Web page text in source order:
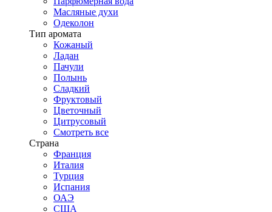
Масляные духи
Одеколон
Тип аромата
Кожаный
Ладан
Пачули
Полынь
Сладкий
Фруктовый
Цветочный
Цитрусовый
Смотреть все
Страна
Франция
Италия
Турция
Испания
ОАЭ
США